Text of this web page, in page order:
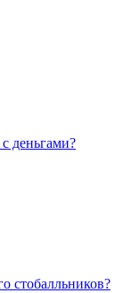
деньгами?
стобалльников?